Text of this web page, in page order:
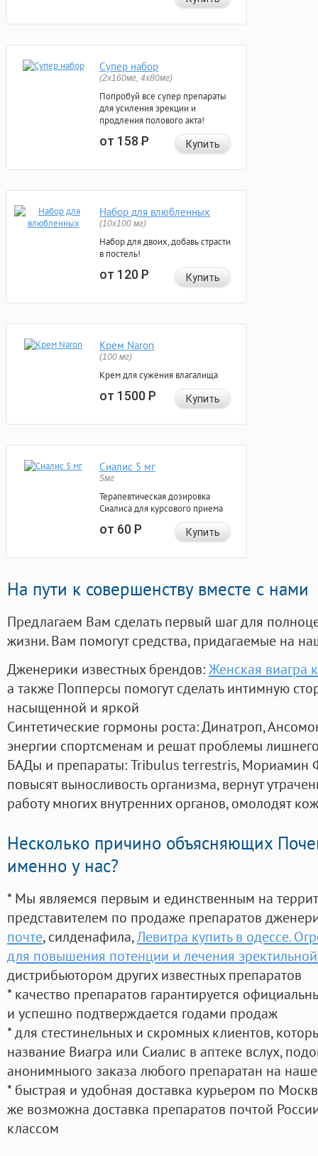
Супер набор
(2х160мг, 4х80мг)
Попробуй все супер препараты
для усиления эрекции и
продления полового акта!
от 158Р Купить
Набор для влюбленных
(10х100 мг)
Набор для двоих, добавь страсти
в постель!
от 120Р Купить
Крем Naron
(100 мг)
Крем для сужения влагалища
от 1500Р Купить
Сиалис 5 мг
5мг
Терапевтическая дозировка
Сиалиса для курсового приема
от 60Р Купить
На пути к совершенству вместе с нами
Предлагаем Вам сделать первый шаг для
жизни. Вам помогут средства, придагаемые на
Дженерики известных брендов:Женская виагра
а также Попперсы помогут сделать интимную
насыщенной и яркой
Синтетические гормоны роста: Динатроп,
энергии спортсменам и решат проблемы
БАДы и препараты:Tribulus terrestris, Мориамин
повысят выносливость организма, вернут
работу многих внутренних органов, омолодят
Несколько причино объясняющих
именно у нас?
* Мы являемся первым и единственным на
представителем по продаже препаратов
почте, силденафила,Левитра купить в одессе.
для повышения потенции и лечения
дистрибьютором других известных препаратов
* качество препаратов гарантируется
и успешно подтверждается годами продаж
* для стестинельных и скромных клиентов,
название Виагра или Сиалис в аптеке вслух,
анонимныого заказа любого препаратан на
* быстрая и удобная доставка курьером по
же возможна доставка препаратов почтой
классом